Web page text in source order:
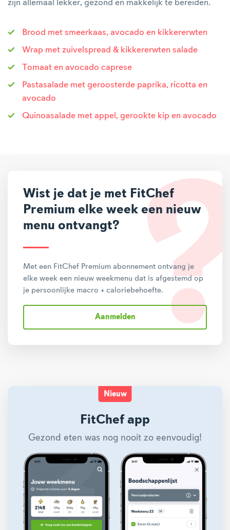
zijn allemaal lekker, gezond en makkelijk te bereiden.
Brood met smeerkaas, avocado en kikkererwten
Wrap met zuivelspread & kikkererwten salade
Tomaat en avocado caprese
Pastasalade met geroosterde paprika, ricotta en
avocado
Quinoasalade met appel, gerookte kip en avocado
Nieuw
FitChef app
Gezond eten was nog nooit zo eenvoudig!
Wist je dat je met FitChef
Premium elke week een nieuw
menu ontvangt?
Met een FitChef Premium abonnement ontvang je
elke week een nieuw weekmenu dat is afgestemd op
je persoonlijke macro + caloriebehoefte.
Aanmelden